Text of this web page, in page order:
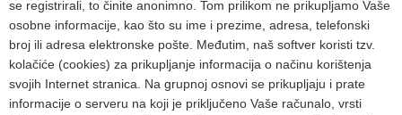
se registrirali, to činite anonimno. Tom prilikom ne prikupljamo Vaše
osobne informacije, kao što su ime i prezime, adresa, telefonski
broj ili adresa elektronske pošte. Međutim, naš softver koristi tzv.
kolačiće (cookies) za prikupljanje informacija o načinu korištenja
svojih Internet stranica. Na grupnoj osnovi se prikupljaju i prate
informacije o serveru na koji je priključeno Vaše računalo, vrsti